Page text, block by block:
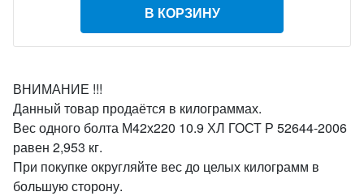
В КОРЗИНУ
ВНИМАНИЕ !!!
Данный товар продаётся в килограммах.
Вес одного болта М42х220 10.9 ХЛ ГОСТ Р 52644-2006
равен 2,953 кг.
При покупке округляйте вес до целых килограмм в
большую сторону.